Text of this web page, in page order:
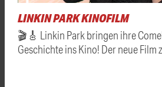
LINKIN PARK KINOFILM
🎬🎸 Linkin Park bringen ihre
Geschichte ins Kino! Der neue